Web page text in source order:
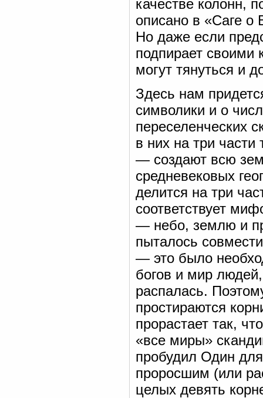
качестве колонн,
описано в «Саге о
Но даже если
подпирает своими
могут тянуться и
Здесь нам
символики и о
переселенческих
в них на три
— создают всю
средневековых
делится на три
соответствует
— небо, землю и
пыталось
— это было
богов и мир
распалась.
простираются
прорастает так,
«все миры»
пробудил Один
проросшим (или
целых девять